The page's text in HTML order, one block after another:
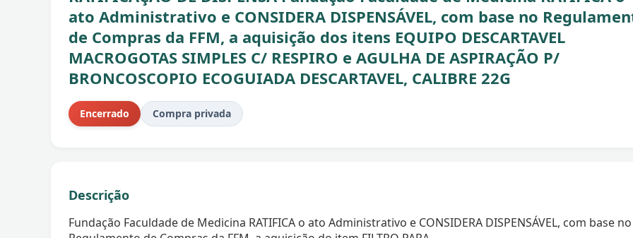
ato Administrativo e CONSIDERA DISPENSÁVEL, com base no
de Compras da FFM, a aquisição dos itens EQUIPO DESCARTAVEL
MACROGOTAS SIMPLES C/ RESPIRO e AGULHA DE ASPIRAÇÃO P/
BRONCOSCOPIO ECOGUIADA DESCARTAVEL, CALIBRE 22G
Encerrado Compra privada
Descrição
Fundação Faculdade de Medicina RATIFICA o ato Administrativo e CONSIDERA DISPENSÁVEL, com base no